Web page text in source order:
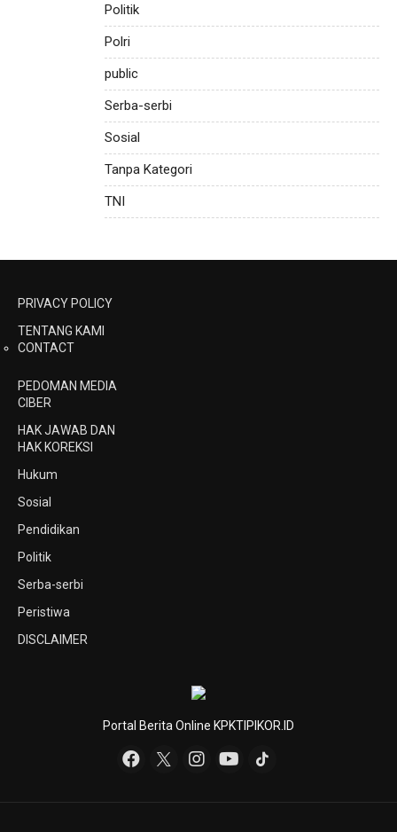
Politik
Polri
public
Serba-serbi
Sosial
Tanpa Kategori
TNI
PRIVACY POLICY
TENTANG KAMI
CONTACT
PEDOMAN MEDIA
CIBER
HAK JAWAB DAN
HAK KOREKSI
Hukum
Sosial
Pendidikan
Politik
Serba-serbi
Peristiwa
DISCLAIMER
Portal Berita Online KPKTIPIKOR.ID